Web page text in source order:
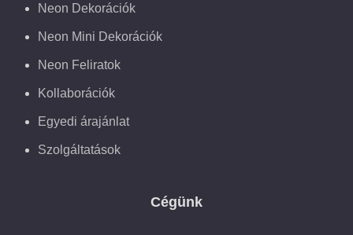
Neon Dekorációk
Neon Mini Dekorációk
Neon Feliratok
Kollaborációk
Egyedi árajánlat
Szolgáltatások
Cégünk